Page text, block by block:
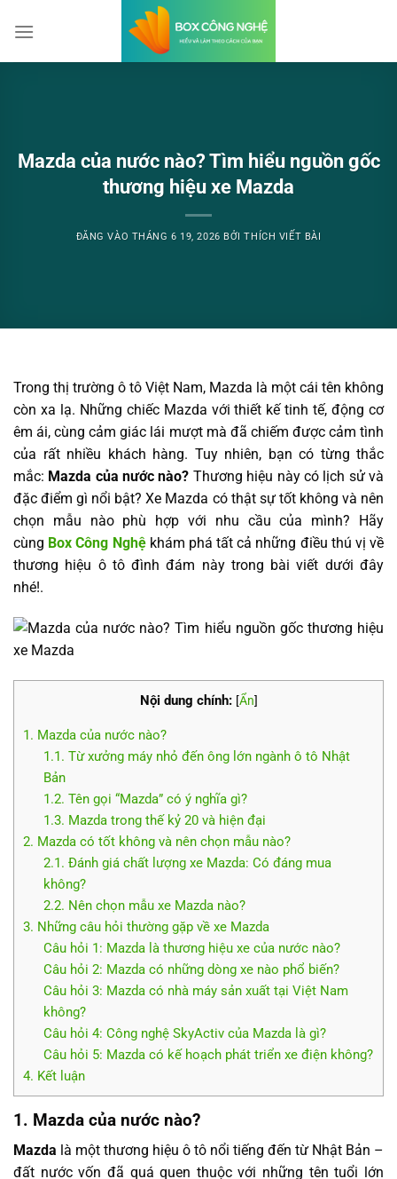
qua
Mazda của nước nào? Tìm hiểu nguồn gốc
thương hiệu xe Mazda
ĐĂNG VÀO THÁNG 6 19, 2026 BỞITHÍCH VIẾT BÀI
Trong thị trường ô tô Việt Nam, Mazda là một cái tên không
còn xa lạ. Những chiếc Mazda với thiết kế tinh tế, động cơ
êm ái, cùng cảm giác lái mượt mà đã chiếm được cảm tình
của rất nhiều khách hàng. Tuy nhiên, bạn có từng thắc
mắc: Mazda của nước nào? Thương hiệu này có lịch sử và
đặc điểm gì nổi bật? Xe Mazda có thật sự tốt không và nên
chọn mẫu nào phù hợp với nhu cầu của mình? Hãy
cùng Box Công Nghệkhám phá tất cả những điều thú vị về
thương hiệu ô tô đình đám này trong bài viết dưới đây
nhé!.
Nội dung chính: [Ẩn]
1. Mazda của nước nào?
1.1. Từ xưởng máy nhỏ đến ông lớn ngành ô tô Nhật
Bản
1.2. Tên gọi “Mazda” có ý nghĩa gì?
1.3. Mazda trong thế kỷ 20 và hiện đại
2. Mazda có tốt không và nên chọn mẫu nào?
2.1. Đánh giá chất lượng xe Mazda: Có đáng mua
không?
2.2. Nên chọn mẫu xe Mazda nào?
3. Những câu hỏi thường gặp về xe Mazda
Câu hỏi 1: Mazda là thương hiệu xe của nước nào?
Câu hỏi 2: Mazda có những dòng xe nào phổ biến?
Câu hỏi 3: Mazda có nhà máy sản xuất tại Việt Nam
không?
Câu hỏi 4: Công nghệ SkyActiv của Mazda là gì?
Câu hỏi 5: Mazda có kế hoạch phát triển xe điện không?
4. Kết luận
1. Mazda của nước nào?
Mazda là một thương hiệu ô tô nổi tiếng đến từ Nhật Bản –
đất nước vốn đã quá quen thuộc với những tên tuổi lớn